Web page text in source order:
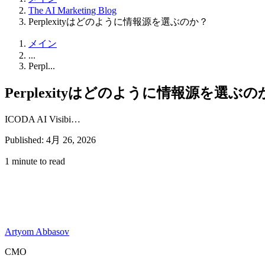
The AI Marketing Blog
Perplexityはどのように情報源を選ぶのか？
メイン
...
Perpl...
Perplexityはどのように情報源を選ぶの
ICODA AI Visibi…
Published: 4月 26, 2026
1 minute to read
Artyom Abbasov
CMO